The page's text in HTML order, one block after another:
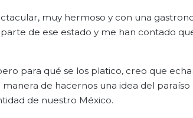
muy hermoso y con una
de ese estado y me han contado
para qué se los platico, creo que
de hacernos una idea del
de nuestro México.